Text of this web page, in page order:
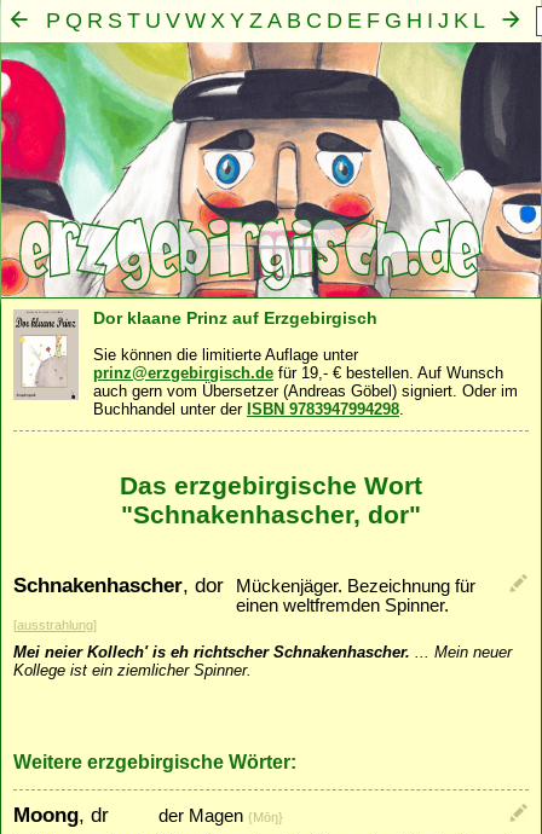
P Q R S T U V W X Y Z A B C D E F G H I J K L
M N
O
Mensch·Seele·Geist Familie·Gemeinschaft
Dor klaane Prinz auf Erzgebirgisch
Sie können die limitierte Auflage unter
prinz@erzgebirgisch.de für 19,- € bestellen. Auf Wunsch
auch gern vom Übersetzer (Andreas Göbel) signiert. Oder im
Buchhandel unter der ISBN 9783947994298.
Das erzgebirgische Wort
"Schnakenhascher, dor"
Schnakenhascher, dor
Mückenjäger. Bezeichnung für
einen weltfremden Spinner.
[ausstrahlung]
Mei neier Kollech' is eh richtscher Schnakenhascher. ... Mein neuer
Kollege ist ein ziemlicher Spinner.
Weitere erzgebirgische Wörter:
Moong, dr der Magen {Mōŋ}